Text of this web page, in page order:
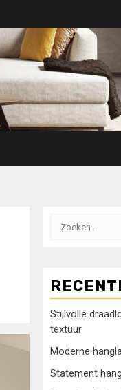
Zoeken
Stijlvolle
textuur
Moderne
Statement